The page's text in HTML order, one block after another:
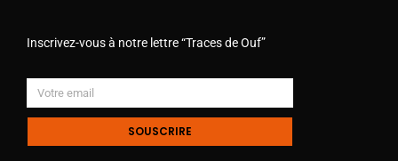
Inscrivez-vous à notre lettre “Traces de Ouf”
SOUSCRIRE